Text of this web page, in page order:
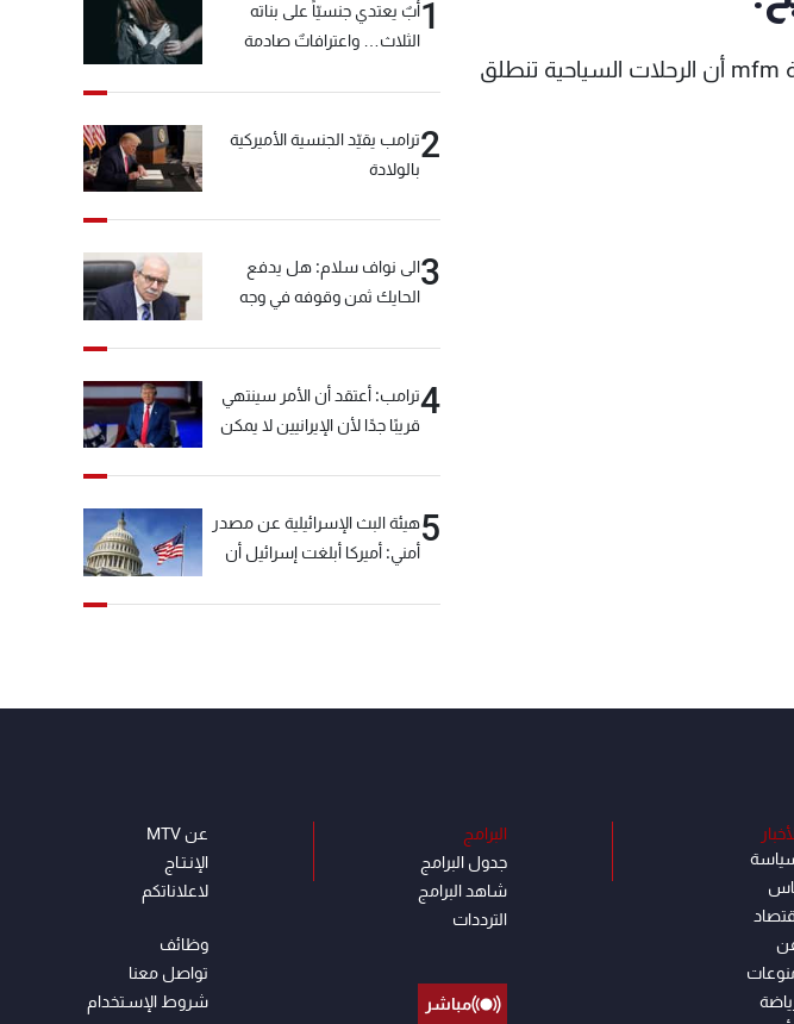
أعلن أمين عام اتحاد المؤسسات السياحية البحرية جان بيروتي في حديث عبر إذاعة mfm أن الرحلات السياحية تنطلق
1أبٌ يعتدي جنسيّاً على بناته
الثلاث… واعترافاتٌ صادمة
2ترامب يقيّد الجنسية الأميركية
بالولادة
3الى نواف سلام: هل يدفع
الحايك ثمن وقوفه في وجه
4ترامب: أعتقد أن الأمر سينتهي
قريبًا جدًا لأن الإيرانيين لا يمكن
5هيئة البث الإسرائيلية عن مصدر
أمني: أميركا أبلغت إسرائيل أن
البرامج
جدول البرامج
شاهد البرامج
الترددات
مباشر
عن MTV
الإنـتـاج
لاعلاناتكم
وظائف
تواصل معنا
شروط الإسـتخدام